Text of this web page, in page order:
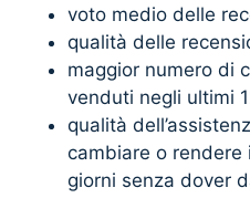
voto medio delle
qualità delle
maggior numero di
venduti negli ultimi
qualità
cambiare o
giorni senza dover